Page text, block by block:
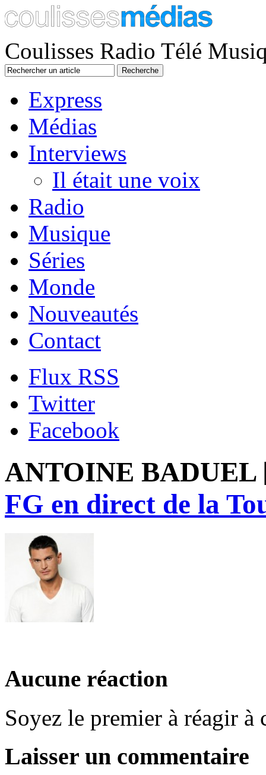
Coulisses Radio Télé
Express
Médias
Interviews
Il était une voix
Radio
Musique
Séries
Monde
Nouveautés
Contact
Flux RSS
Twitter
Facebook
ANTOINE BADUEL
FG en direct de la
Aucune réaction
Soyez le premier à réagir à
Laisser un commentaire